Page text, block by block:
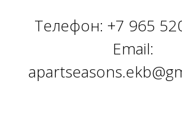
Телефон: +7 965
Email: